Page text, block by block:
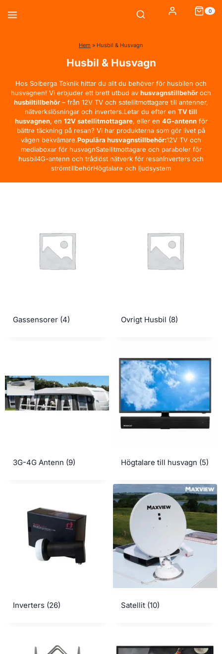
0
Hem » Husbil & Husvagn
Husbil & Husvagn
Hos Solberga Teknik hittar du allt du behöver för husbilen och
husvagnen! Vi erbjuder ett brett utbud av husvagnstillbehör och
husbiltillbehör – från 12V TV och satellitmottagare till antenner,
nätverkslösningar och inverters.Letar du efter en TV till
husvagnen, en 12V satellitmottagare, eller en 4G-antennför
bättre täckning på resan? Vi har produkterna som gör livet på
vägen bekvämare.Populära husvagnstillbehör:12V TV och
mediaboxar för husvagnSatellitmottagare och paraboler för
husbil4G-antenn och trådlöst nätverk för resanInverters och
strömtillbehörHögtalare och ljudsystem
Gassensorer (4) Ovrigt Husbil (8)
3G-4G Antenn (9) Högtalare till husvagn (5)
Inverters (26) Satellit (10)